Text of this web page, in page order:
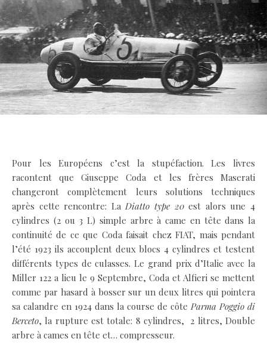
Pour les Européens c’est la stupéfaction. Les livres
racontent que Giuseppe Coda et les frères Maserati
changeront complètement leurs solutions techniques
après cette rencontre: LaDiatto type 20est alors une 4
cylindres (2 ou 3 L) simple arbre à came en tête dans la
continuité de ce que Coda faisait chez FIAT, mais pendant
l’été 1923 ils accouplent deux blocs 4 cylindres et testent
différents types de culasses. Le grand prix d’Italie avec la
Miller 122 a lieu le 9 Septembre, Coda et Alfieri se mettent
comme par hasard à bosser sur un deux litres qui pointera
sa calandre en 1924 dans la course de côteParma Poggio di
Berceto, la rupture est totale: 8 cylindres, 2 litres, Double
arbre à cames en tête et… compresseur.